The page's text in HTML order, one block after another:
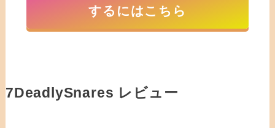
するにはこちら
7DeadlySnares レビュー